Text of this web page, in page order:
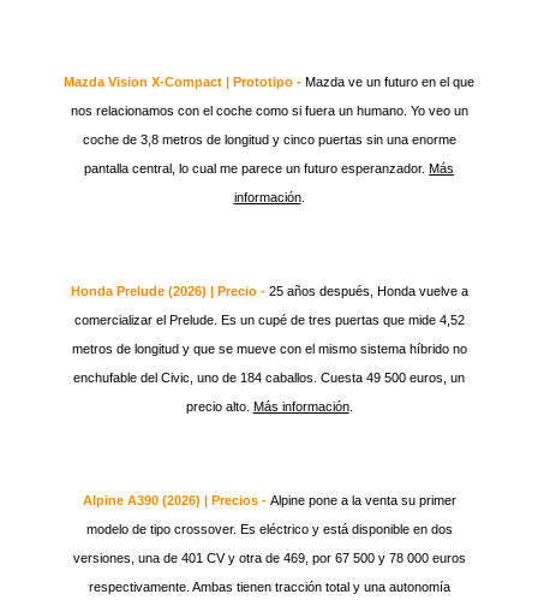
Mazda Vision X-Compact | Prototipo - Mazda ve un futuro en el que
nos relacionamos con el coche como si fuera un humano. Yo veo un
coche de 3,8 metros de longitud y cinco puertas sin una enorme
pantalla central, lo cual me parece un futuro esperanzador. Más
información.
Honda Prelude (2026) | Precio - 25 años después, Honda vuelve a
comercializar el Prelude. Es un cupé de tres puertas que mide 4,52
metros de longitud y que se mueve con el mismo sistema híbrido no
enchufable del Civic, uno de 184 caballos. Cuesta 49 500 euros, un
precio alto. Más información.
Alpine A390 (2026) | Precios - Alpine pone a la venta su primer
modelo de tipo crossover. Es eléctrico y está disponible en dos
versiones, una de 401 CV y otra de 469, por 67 500 y 78 000 euros
respectivamente. Ambas tienen tracción total y una autonomía